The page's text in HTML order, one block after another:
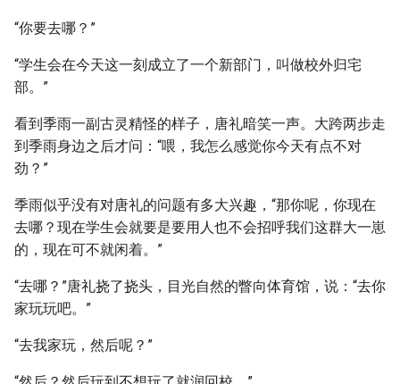
“你要去哪？”
“学生会在今天这一刻成立了一个新部门，叫做校外归宅
部。”
看到季雨一副古灵精怪的样子，唐礼暗笑一声。大跨两步走
到季雨身边之后才问：“喂，我怎么感觉你今天有点不对
劲？”
季雨似乎没有对唐礼的问题有多大兴趣，“那你呢，你现在
去哪？现在学生会就要是要用人也不会招呼我们这群大一崽
的，现在可不就闲着。”
“去哪？”唐礼挠了挠头，目光自然的瞥向体育馆，说：“去你
家玩玩吧。”
“去我家玩，然后呢？”